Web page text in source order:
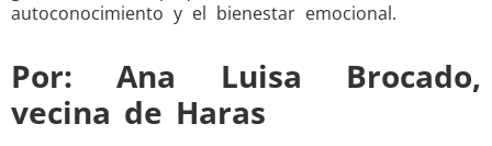
autoconocimiento y el bienestar emocional.
Por: Ana Luisa Brocado,
vecina de Haras